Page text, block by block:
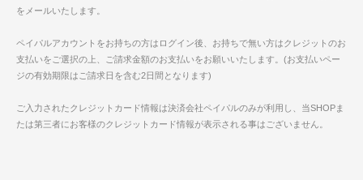
をメールいたします。
ペイパルアカウントをお持ちの方はログイン後、お持ちで無い方はクレジットのお
支払いをご選択の上、ご請求金額のお支払いをお願いいたします。(お支払いペー
ジの有効期限はご請求日を含む2日間となります)
ご入力されたクレジットカード情報は決済会社ペイパルのみが利用し、当SHOPま
たは第三者にお客様のクレジットカード情報が表示される事はございません。